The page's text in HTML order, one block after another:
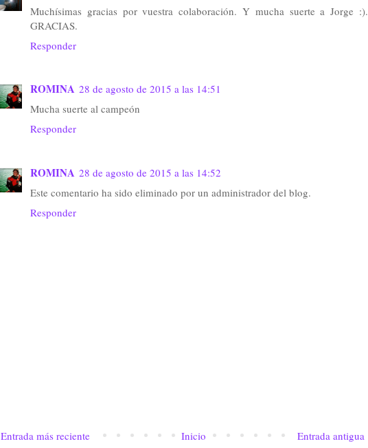
Muchísimas gracias por vuestra colaboración. Y mucha suerte a Jorge :).
GRACIAS.
Responder
ROMINA 28 de agosto de 2015 a las 14:51
Mucha suerte al campeón
Responder
ROMINA 28 de agosto de 2015 a las 14:52
Este comentario ha sido eliminado por un administrador del blog.
Responder
Entrada más reciente Entrada antigua
Inicio